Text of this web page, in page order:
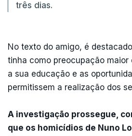
três dias.
No texto do amigo, é
tinha como preocupação maior
a sua educação e as
permitissem a realização dos
A investigação prossegue,
que os homicídios de Nuno